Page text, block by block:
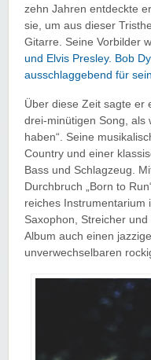
zehn Jahren entdeckte
sie, um aus dieser
Gitarre. Seine Vorbilder
und Elvis Presley. Bob
ausschlaggebend für
Über diese Zeit sagte er
drei-minütigen Song, als
haben“. Seine
Country und einer
Bass und Schlagzeug.
Durchbruch „Born to
reiches Instrumentarium
Saxophon, Streicher
Album auch einen
unverwechselbaren